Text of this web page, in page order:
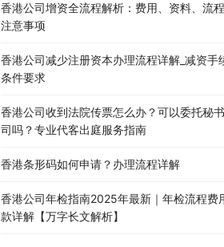
香港公司增资全流程解析：费用、资料、流
注意事项
香港公司减少注册资本办理流程详解_减资手
条件要求
香港公司收到法院传票怎么办？可以委托秘
司吗？专业代客出庭服务指南
香港条形码如何申请？办理流程详解
香港公司年检指南2025年最新｜年检流程费
款详解【万字长文解析】